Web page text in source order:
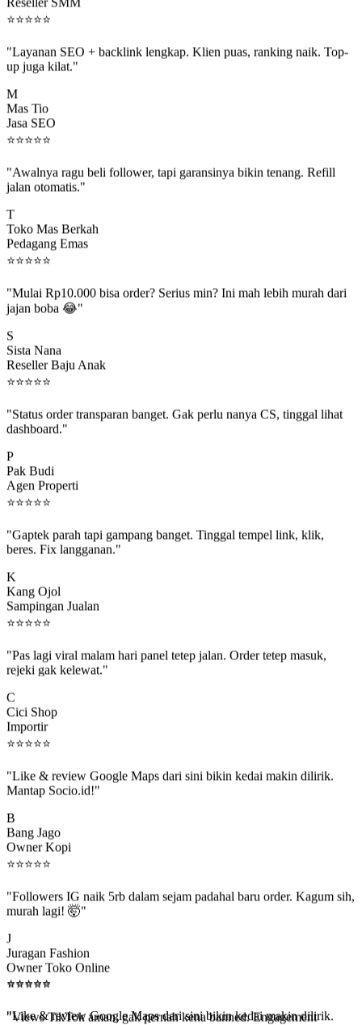
⭐⭐⭐⭐⭐
up juga kilat."
Mas Tio
Jasa SEO
⭐⭐⭐⭐⭐
jalan otomatis."
Toko Mas Berkah
Pedagang Emas
⭐⭐⭐⭐⭐
jajan boba 😂"
Sista Nana
Reseller Baju Anak
⭐⭐⭐⭐⭐
dashboard."
Pak Budi
Agen Properti
⭐⭐⭐⭐ ⭐
beres. Fix langganan."
Kang Ojol
Sampingan Jualan
⭐⭐⭐⭐⭐
rejeki gak kelewat."
Cici Shop
Importir
⭐⭐⭐⭐⭐
Mantap Socio.id!"
Bang Jago
Owner Kopi
⭐⭐⭐⭐ ⭐
murah lagi! 🤯"
Juragan Fashion
Owner Toko Online
⭐⭐⭐⭐ ⭐
beneran naik, algoritma suka."
⭐ ⭐ ⭐ ⭐ ⭐